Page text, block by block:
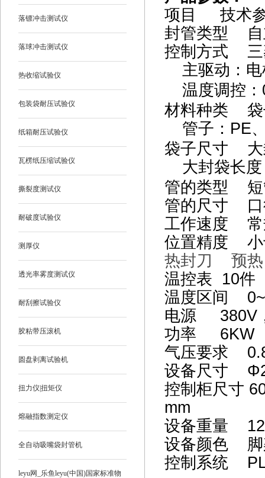
落镖冲击测试仪
落球冲击测试仪
热收缩试验仪
包装袋耐压试验仪
纸箱耐压试验仪
瓦楞纸压缩试验仪
撕裂度测试仪
耐破度试验仪
测厚仪
透光率雾度测试仪
耐刮擦试验仪
胶粘带压滚机
圆盘剥离试验机
扭力仪|扭矩仪
熔融指数测定仪
全自动吸嘴袋封管机
leyu网_乐鱼leyu(中国)国家标准物
项目 技术
封管类型 自
控制方式 三
主驱动：
温度调控
材料种类
管子：PE
袋子尺寸
大封袋长
管的类型 短
管的尺寸 口
工作速度 常
位置精度 小
热封刀 预热
温控表 10
温度区间
电源 380V
功率
气压要求
设备尺寸
控制柜尺寸
mm
设备重量
设备颜色 脚
控制系统